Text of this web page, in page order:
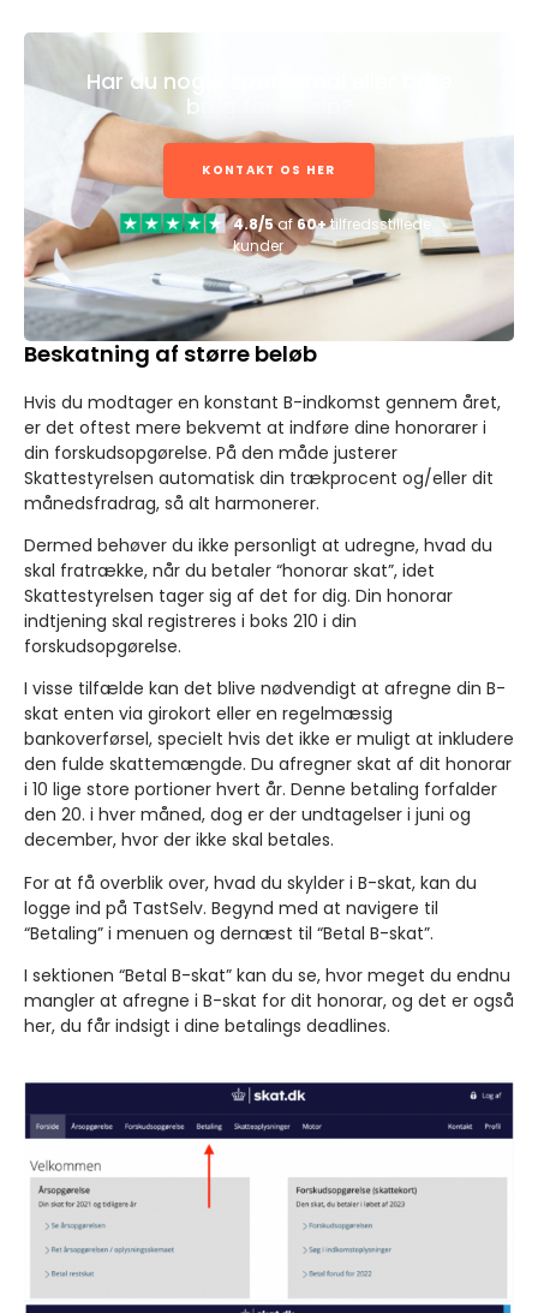
Har du nogle spørgsmål eller bare
brug for hjælp?
KONTAKT OS HER
4.8/5af60+tilfredsstillede
kunder
Beskatning af større beløb
Hvis du modtager en konstant B-indkomst gennem året,
er det oftest mere bekvemt at indføre dine honorarer i
din forskudsopgørelse. På den måde justerer
Skattestyrelsen automatisk din trækprocent og/eller dit
månedsfradrag, så alt harmonerer.
Dermed behøver du ikke personligt at udregne, hvad du
skal fratrække, når du betaler “honorar skat”, idet
Skattestyrelsen tager sig af det for dig. Din honorar
indtjening skal registreres i boks 210 i din
forskudsopgørelse.
I visse tilfælde kan det blive nødvendigt at afregne din B-
skat enten via girokort eller en regelmæssig
bankoverførsel, specielt hvis det ikke er muligt at inkludere
den fulde skattemængde. Du afregner skat af dit honorar
i 10 lige store portioner hvert år. Denne betaling forfalder
den 20. i hver måned, dog er der undtagelser i juni og
december, hvor der ikke skal betales.
For at få overblik over, hvad du skylder i B-skat, kan du
logge ind på TastSelv. Begynd med at navigere til
“Betaling” i menuen og dernæst til “Betal B-skat”.
I sektionen “Betal B-skat” kan du se, hvor meget du endnu
mangler at afregne i B-skat for dit honorar, og det er også
her, du får indsigt i dine betalings deadlines.